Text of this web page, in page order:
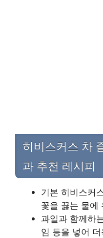
히비스커스 차
과 추천 레시피
기본 히비스커
꽃을 끓는 물에
과일과 함께하
임 등을 넣어